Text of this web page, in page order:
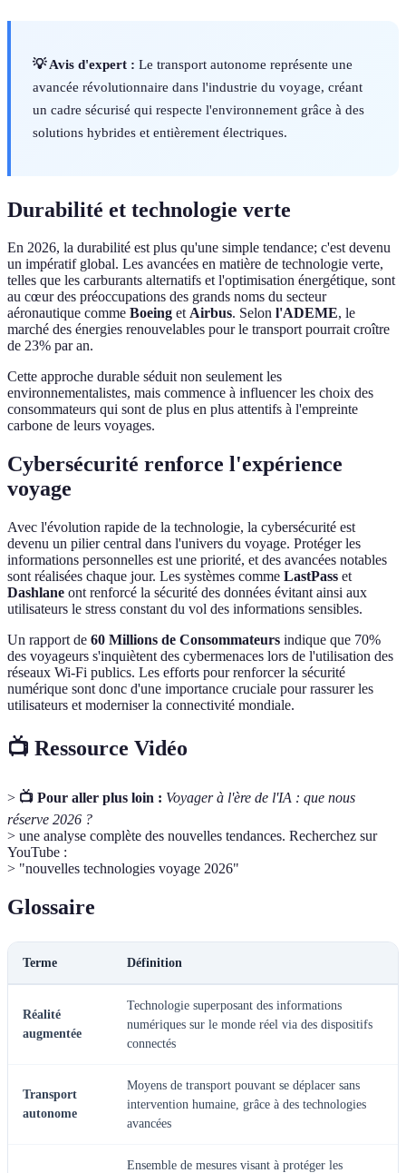
💡 Avis d'expert : Le transport autonome représente une
avancée révolutionnaire dans l'industrie du voyage, créant
un cadre sécurisé qui respecte l'environnement grâce à des
solutions hybrides et entièrement électriques.
Durabilité et technologie verte
En 2026, la durabilité est plus qu'une simple tendance; c'est devenu
un impératif global. Les avancées en matière de technologie verte,
telles que les carburants alternatifs et l'optimisation énergétique, sont
au cœur des préoccupations des grands noms du secteur
aéronautique comme Boeing etAirbus. Selon l'ADEME, le
marché des énergies renouvelables pour le transport pourrait croître
de 23% par an.
Cette approche durable séduit non seulement les
environnementalistes, mais commence à influencer les choix des
consommateurs qui sont de plus en plus attentifs à l'empreinte
carbone de leurs voyages.
Cybersécurité renforce l'expérience
voyage
Avec l'évolution rapide de la technologie, la cybersécurité est
devenu un pilier central dans l'univers du voyage. Protéger les
informations personnelles est une priorité, et des avancées notables
sont réalisées chaque jour. Les systèmes comme LastPass et
Dashlane ont renforcé la sécurité des données évitant ainsi aux
utilisateurs le stress constant du vol des informations sensibles.
Un rapport de 60 Millions de Consommateurs indique que 70%
des voyageurs s'inquiètent des cybermenaces lors de l'utilisation des
réseaux Wi-Fi publics. Les efforts pour renforcer la sécurité
numérique sont donc d'une importance cruciale pour rassurer les
utilisateurs et moderniser la connectivité mondiale.
📺 Ressource Vidéo
> 📺 Pour aller plus loin : Voyager à l'ère de l'IA : que nous
réserve 2026 ?
> une analyse complète des nouvelles tendances. Recherchez sur
YouTube :
> "nouvelles technologies voyage 2026"
Glossaire
Terme Définition
Réalité
augmentée
Technologie superposant des informations
numériques sur le monde réel via des dispositifs
connectés
Transport
autonome
Moyens de transport pouvant se déplacer sans
intervention humaine, grâce à des technologies
avancées
Ensemble de mesures visant à protéger les